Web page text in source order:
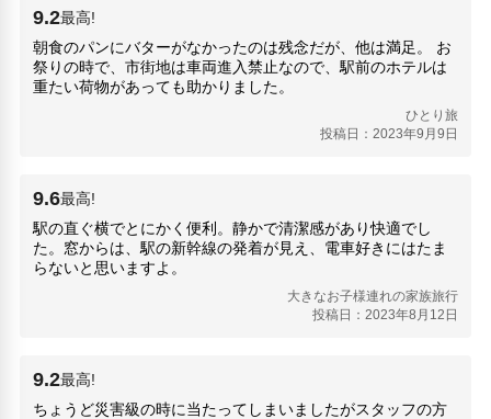
9.2最高!
朝食のパンにバターがなかったのは残念だが、他は満足。 お
祭りの時で、市街地は車両進入禁止なので、駅前のホテルは
重たい荷物があっても助かりました。
ひとり旅
投稿日：2023年9月9日
9.6最高!
駅の直ぐ横でとにかく便利。静かで清潔感があり快適でし
た。窓からは、駅の新幹線の発着が見え、電車好きにはたま
らないと思いますよ。
大きなお子様連れの家族旅行
投稿日：2023年8月12日
9.2最高!
ちょうど災害級の時に当たってしまいましたがスタッフの方